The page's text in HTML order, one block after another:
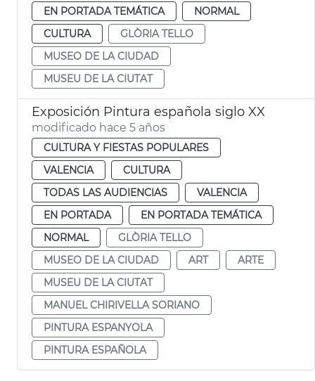
EN PORTADA TEMÁTICA
NORMAL
CULTURA
GLÒRIA TELLO
MUSEO DE LA CIUDAD
MUSEU DE LA CIUTAT
Exposición Pintura española siglo XX
modificado hace 5 años
CULTURA Y FIESTAS POPULARES
VALENCIA
CULTURA
TODAS LAS AUDIENCIAS
VALENCIA
EN PORTADA
EN PORTADA TEMÁTICA
NORMAL
GLÒRIA TELLO
MUSEO DE LA CIUDAD
ART
ARTE
MUSEU DE LA CIUTAT
MANUEL CHIRIVELLA SORIANO
PINTURA ESPANYOLA
PINTURA ESPAÑOLA